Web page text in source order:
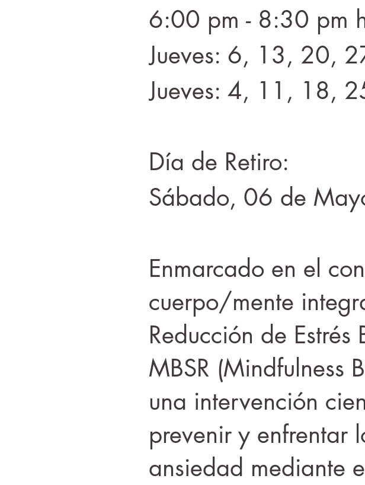
6:00 pm - 8:30 pm
Jueves: 6, 13, 20,
Jueves: 4, 11, 18,
Día de Retiro:
Sábado, 06 de
Enmarcado en el
cuerpo/mente
Reducción de
MBSR (Mindfulness
una intervención
prevenir y enfrentar
ansiedad mediante